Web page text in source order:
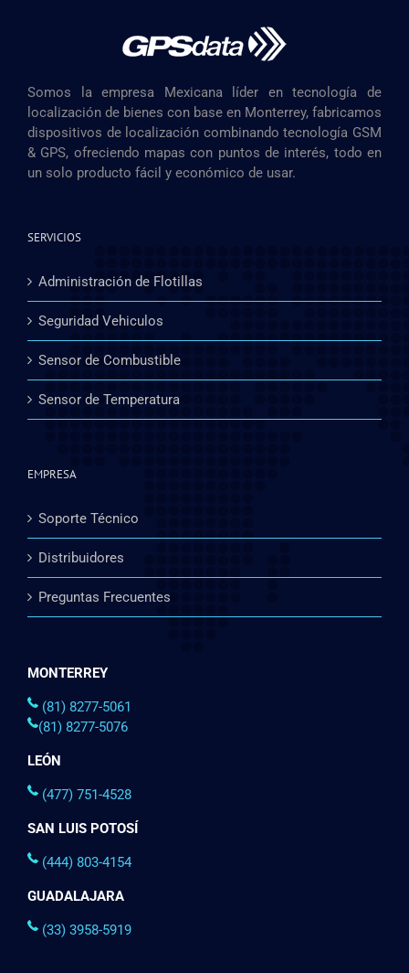
Somos la empresa Mexicana líder en tecnología de
localización de bienes con base en Monterrey, fabricamos
dispositivos de localización combinando tecnología GSM
& GPS, ofreciendo mapas con puntos de interés, todo en
un solo producto fácil y económico de usar.
SERVICIOS
Administración de Flotillas
Seguridad Vehiculos
Sensor de Combustible
Sensor de Temperatura
EMPRESA
Soporte Técnico
Distribuidores
Preguntas Frecuentes
MONTERREY
(81) 8277-5061
(81) 8277-5076
LEÓN
(477) 751-4528
SAN LUIS POTOSÍ
(444) 803-4154
GUADALAJARA
(33) 3958-5919